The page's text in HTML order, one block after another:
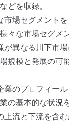
どを収録。
市場セグメント
々な市場セグメ
が異なる川下市
規模と発展の可
業のプロフィー
の基本的な状況
上流と下流を含む